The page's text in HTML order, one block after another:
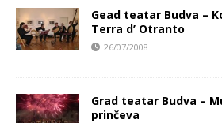
Gead teatar Budva –
Terra d’ Otranto
26/07/2008
Grad teatar Budva –
prinčeva